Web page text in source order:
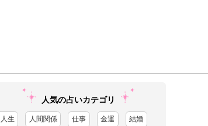
人気の占いカテゴリ
人生 人間関係 仕事 金運 結婚